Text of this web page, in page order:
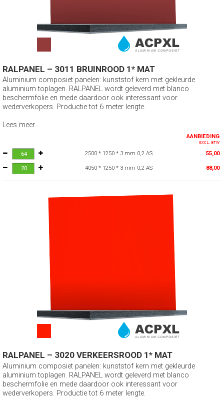
RALPANEL – 3011 BRUINROOD 1* MAT
Aluminium composiet panelen: kunststof kern met gekleurde
aluminium toplagen. RALPANEL wordt geleverd met blanco
beschermfolie en mede daardoor ook interessant voor
wederverkopers. Productie tot 6 meter lengte.
Lees meer...
AANBIEDING
EXCL. BTW
2500 * 1250 * 3 mm 0,2 AS 55,00
4050 * 1250 * 3 mm 0,2 AS 88,00
RALPANEL – 3020 VERKEERSROOD 1* MAT
Aluminium composiet panelen: kunststof kern met gekleurde
aluminium toplagen. RALPANEL wordt geleverd met blanco
beschermfolie en mede daardoor ook interessant voor
wederverkopers. Productie tot 6 meter lengte.